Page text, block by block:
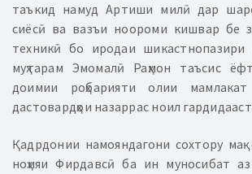
таъкид намуд Артиши милӣ дар
сиёсӣ ва вазъи ноороми кишвар бе
техникӣ бо иродаи шикастнопазири
муҳтарам Эмомалӣ Раҳмон таъсис
доимии роҳбарияти олии
дастовардҳои назаррас ноил
Қадрдонии намояндагони сохтору
ноҳияи Фирдавсӣ ба ин муносибат